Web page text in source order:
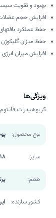
بهبود و تقویت
افزایش حجم
حفظ عملکرد
حفظ میزان
افزایش میزان انرژی
ویژگی‌ها
کربوهیدرات فانتوم 1818 گرم پرتقالی
نوع محصول:
سایز:
طعم:
کشور سازنده: